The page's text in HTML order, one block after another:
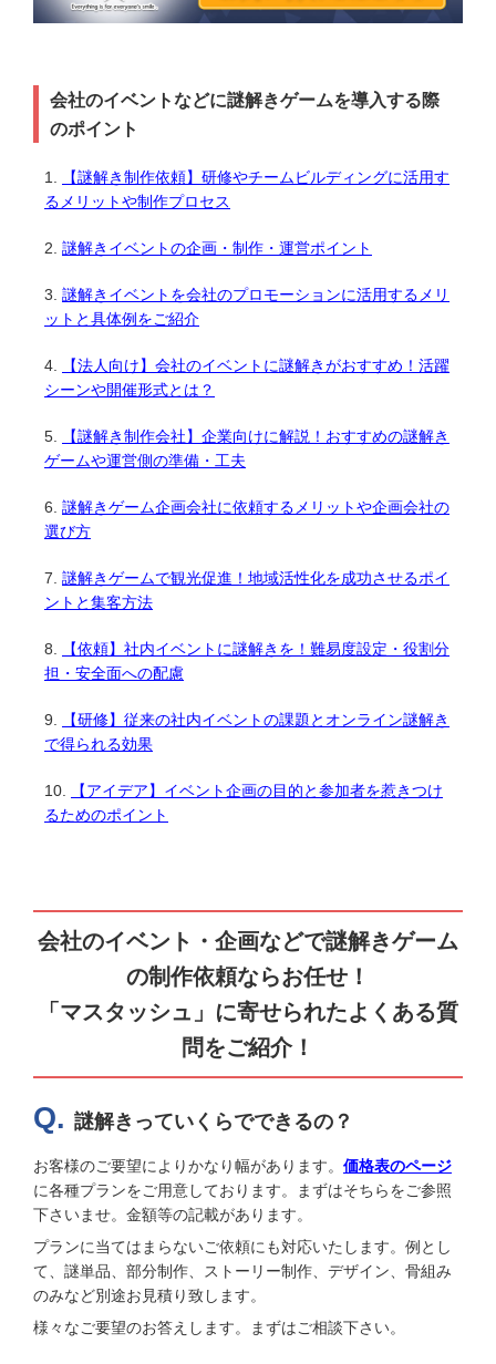
会社のイベントなどに謎解きゲームを導入する際
のポイント
【謎解き制作依頼】研修やチームビルディングに活用す
るメリットや制作プロセス
謎解きイベントの企画・制作・運営ポイント
謎解きイベントを会社のプロモーションに活用するメリ
ットと具体例をご紹介
【法人向け】会社のイベントに謎解きがおすすめ！活躍
シーンや開催形式とは？
【謎解き制作会社】企業向けに解説！おすすめの謎解き
ゲームや運営側の準備・工夫
謎解きゲーム企画会社に依頼するメリットや企画会社の
選び方
謎解きゲームで観光促進！地域活性化を成功させるポイ
ントと集客方法
【依頼】社内イベントに謎解きを！難易度設定・役割分
担・安全面への配慮
【研修】従来の社内イベントの課題とオンライン謎解き
で得られる効果
【アイデア】イベント企画の目的と参加者を惹きつけ
るためのポイント
会社のイベント・企画などで謎解きゲーム
の制作依頼ならお任せ！
「マスタッシュ」に寄せられたよくある質
問をご紹介！
謎解きっていくらでできるの？
お客様のご要望によりかなり幅があります。 価格表のページ
に各種プランをご用意しております。まずはそちらをご参照
下さいませ。金額等の記載があります。
プランに当てはまらないご依頼にも対応いたします。例とし
て、謎単品、部分制作、ストーリー制作、デザイン、骨組み
のみなど別途お見積り致します。
様々なご要望のお答えします。まずはご相談下さい。